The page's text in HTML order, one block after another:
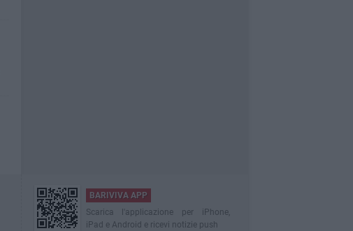
BARIVIVA APP
Scarica l'applicazione per iPhone,
iPad e Android e ricevi notizie push